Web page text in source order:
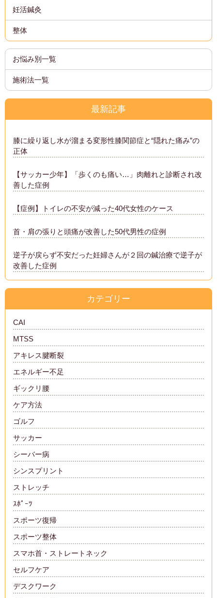
妊活鍼灸
整体
お悩み別一覧
施術法一覧
最新記事
膝に繰り返し水が溜まる変形性膝関節症と“隠れた痛み”の
正体
【サッカー少年】「歩くのも痛い…」肉離れと診断され改
善した症例
【症例】トイレの不安が減った40代女性のケース
首・肩の張りと頭痛が改善した50代男性の症例
逆子が戻らず不安だった妊婦さんが２回の鍼治療で逆子が
改善した症例
カテゴリー
CAI
MTSS
アキレス腱断裂
エネルギー不足
ギックリ腰
ケア方法
ゴルフ
サッカー
シーバー病
シンスプリント
ストレッチ
ｽﾎﾟｰﾂ
スポーツ復帰
スポーツ整体
スマホ首・ストレートネック
セルフケア
デスクワーク